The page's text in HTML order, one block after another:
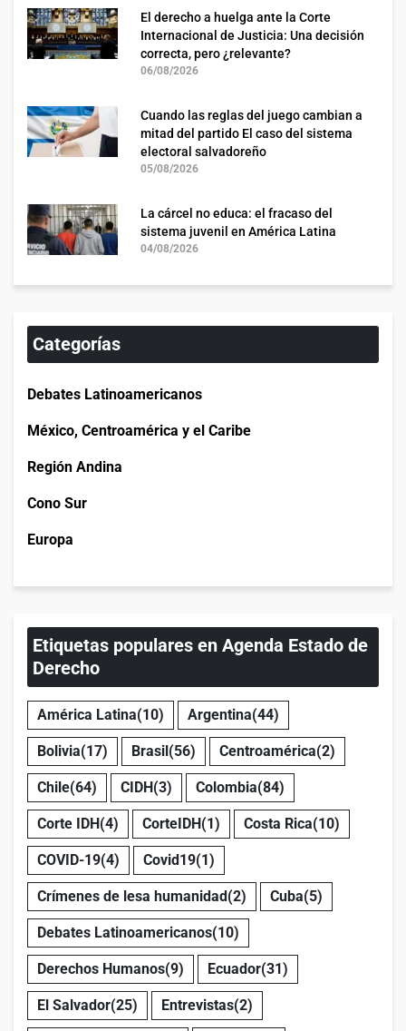
El derecho a huelga ante la Corte
Internacional de Justicia: Una decisión
correcta, pero ¿relevante?
06/08/2026
Cuando las reglas del juego cambian a
mitad del partido El caso del sistema
electoral salvadoreño
05/08/2026
La cárcel no educa: el fracaso del
sistema juvenil en América Latina
04/08/2026
Categorías
Debates Latinoamericanos
México, Centroamérica y el Caribe
Región Andina
Cono Sur
Europa
Etiquetas populares en Agenda Estado de
Derecho
América Latina(10) Argentina(44)
Bolivia(17) Brasil(56) Centroamérica(2)
Chile(64) CIDH(3) Colombia(84)
Corte IDH(4) CorteIDH(1) Costa Rica(10)
COVID-19(4) Covid19(1)
Crímenes de lesa humanidad(2) Cuba(5)
Debates Latinoamericanos(10)
Derechos Humanos(9) Ecuador(31)
El Salvador(25) Entrevistas(2)